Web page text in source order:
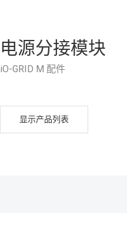
电源分接模块
iO-GRID M 配件
显示产品列表